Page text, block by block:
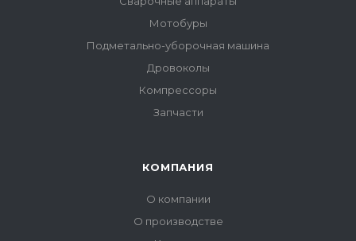
Мотобуры
Подметально-уборочная машина
Дровоколы
Компрессоры
Запчасти
КОМПАНИЯ
О компании
О производстве